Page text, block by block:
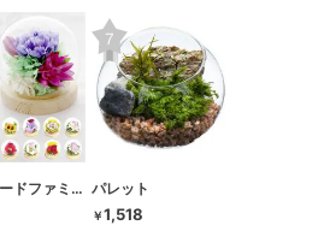
バックヤードファミリー パレット
￥1,518